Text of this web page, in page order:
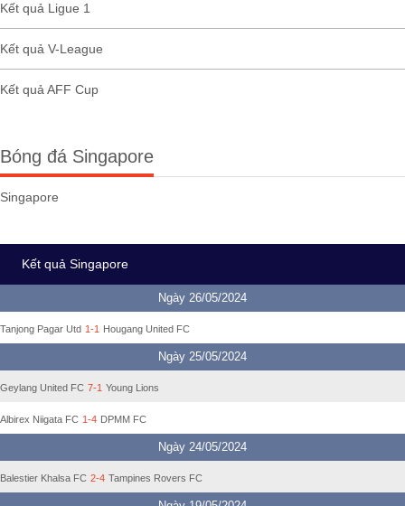
Kết quả Ligue 1
Kết quả V-League
Kết quả AFF Cup
Bóng đá Singapore
Singapore
Kết quả Singapore
Ngày 26/05/2024
Tanjong Pagar Utd 1-1 Hougang United FC
Ngày 25/05/2024
Geylang United FC 7-1 Young Lions
Albirex Niigata FC 1-4 DPMM FC
Ngày 24/05/2024
Balestier Khalsa FC 2-4 Tampines Rovers FC